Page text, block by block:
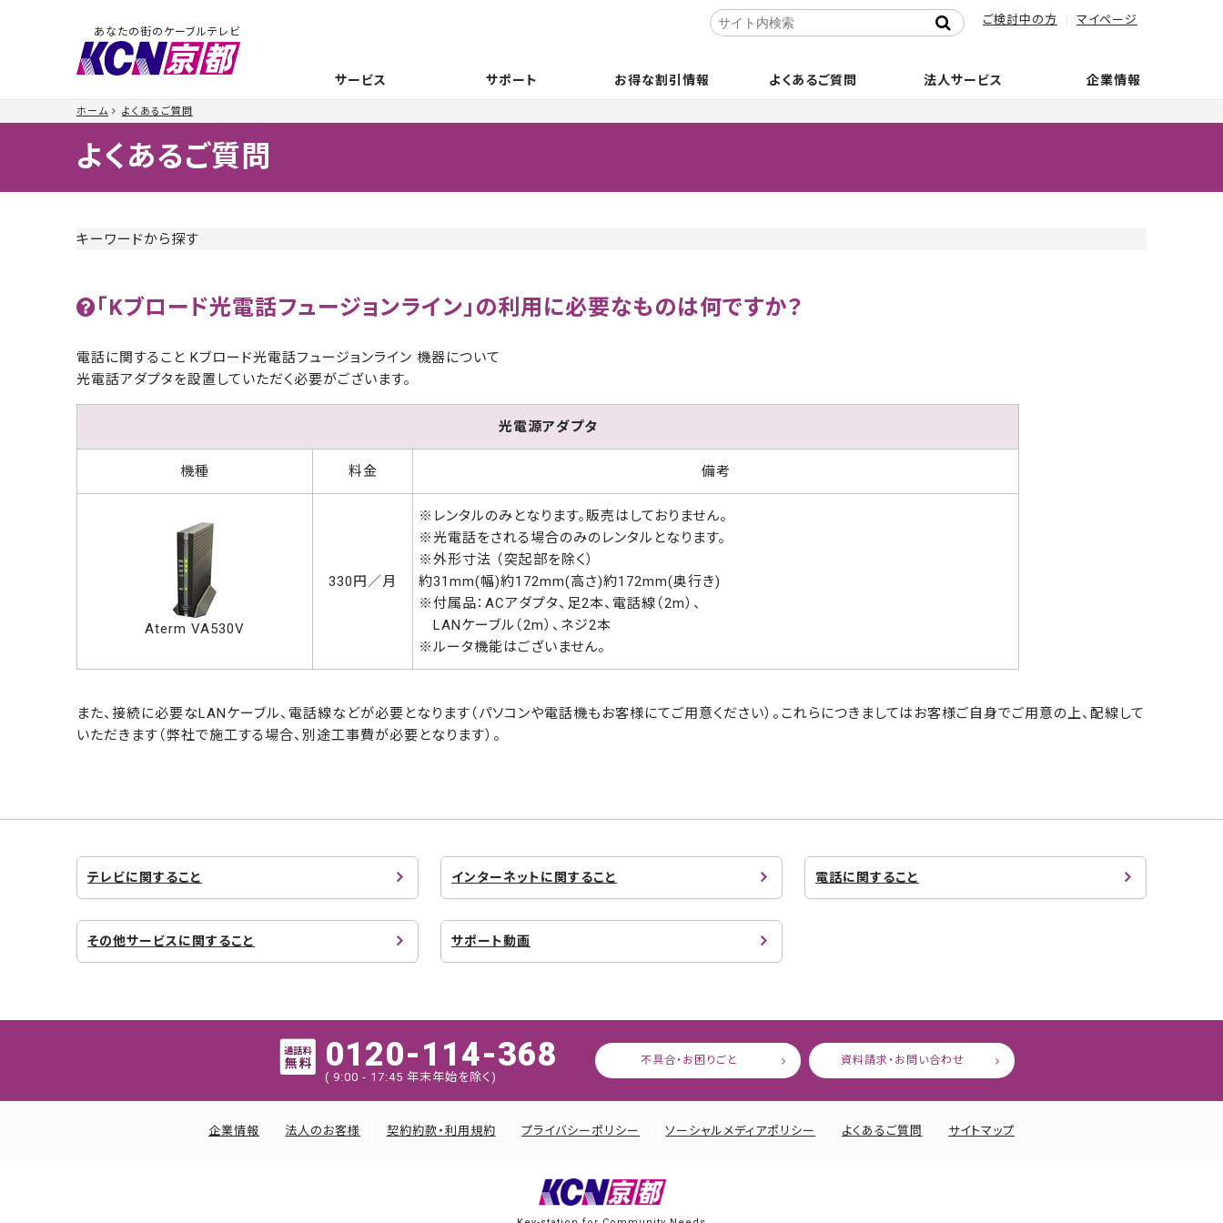
あなたの街のケーブルテレビ
サービス サポート お得な割引情報 よくあるご質問 法人サービス 企業情報
ご検討中の方 マイページ
ホーム よくあるご質問
よくあるご質問
キーワードから探す
「Kブロード光電話フュージョンライン」の利用に必要なものは何ですか？
電話に関すること Kブロード光電話フュージョンライン 機器について
光電話アダプタを設置していただく必要がございます。
光電源アダプタ
機種 料金 備考
Aterm VA530V
330円／月
※レンタルのみとなります。販売はしておりません。
※光電話をされる場合のみのレンタルとなります。
※外形寸法 （突起部を除く）
約31mm(幅)約172mm(高さ)約172mm(奥行き)
※付属品：ACアダプタ、足2本、電話線（2m）、
LANケーブル（2m）、ネジ2本
※ルータ機能はございません。
また、接続に必要なLANケーブル、電話線などが必要となります（パソコンや電話機もお客様にてご用意ください）。これらにつきましてはお客様ご自身でご用意の上、配線して
いただきます（弊社で施工する場合、別途工事費が必要となります）。
テレビに関すること インターネットに関すること 電話に関すること
その他サービスに関すること サポート動画
0120-114-368
( 9:00 - 17:45 年末年始を除く)
不具合・お困りごと 資料請求・お問い合わせ
企業情報 法人のお客様 契約約款・利用規約 プライバシーポリシー ソーシャルメディアポリシー よくあるご質問 サイトマップ